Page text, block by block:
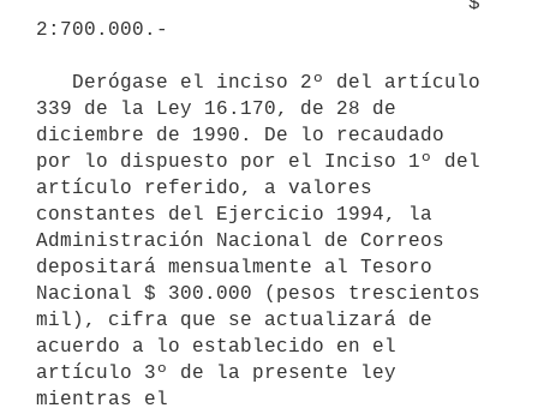
2:700.000.-
339 de la Ley 16.170, de 28 de
diciembre de 1990. De lo recaudado
por lo dispuesto por el Inciso 1º del
artículo referido, a valores
constantes del Ejercicio 1994, la
Administración Nacional de Correos
depositará mensualmente al Tesoro
Nacional $ 300.000 (pesos trescientos
mil), cifra que se actualizará de
acuerdo a lo establecido en el
artículo 3º de la presente ley
mientras el